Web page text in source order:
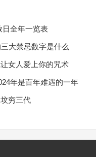
日全年一览表
大禁忌数字是什么
女人爱上你的咒术
年是百年难遇的一年
穷三代